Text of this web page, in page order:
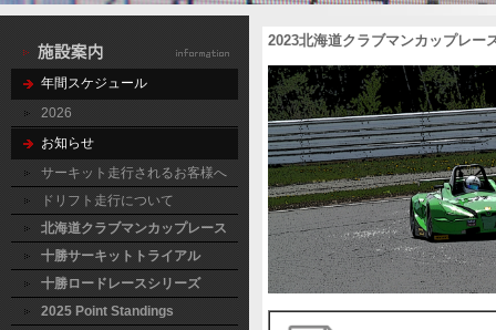
年間スケジュール
2026
お知らせ
サーキット走行されるお客様へ
ドリフト走行について
北海道クラブマンカップレース
十勝サーキットトライアル
十勝ロードレースシリーズ
2025 Point Standings
2023北海道クラブマンカップレ